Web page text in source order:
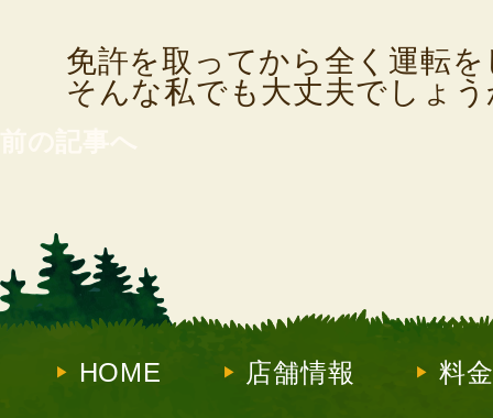
免許を取ってから全く運転
そんな私でも大丈夫でしょ
HOME 店舗情報 料